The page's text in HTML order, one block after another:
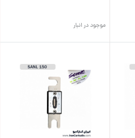
موجود در انبار